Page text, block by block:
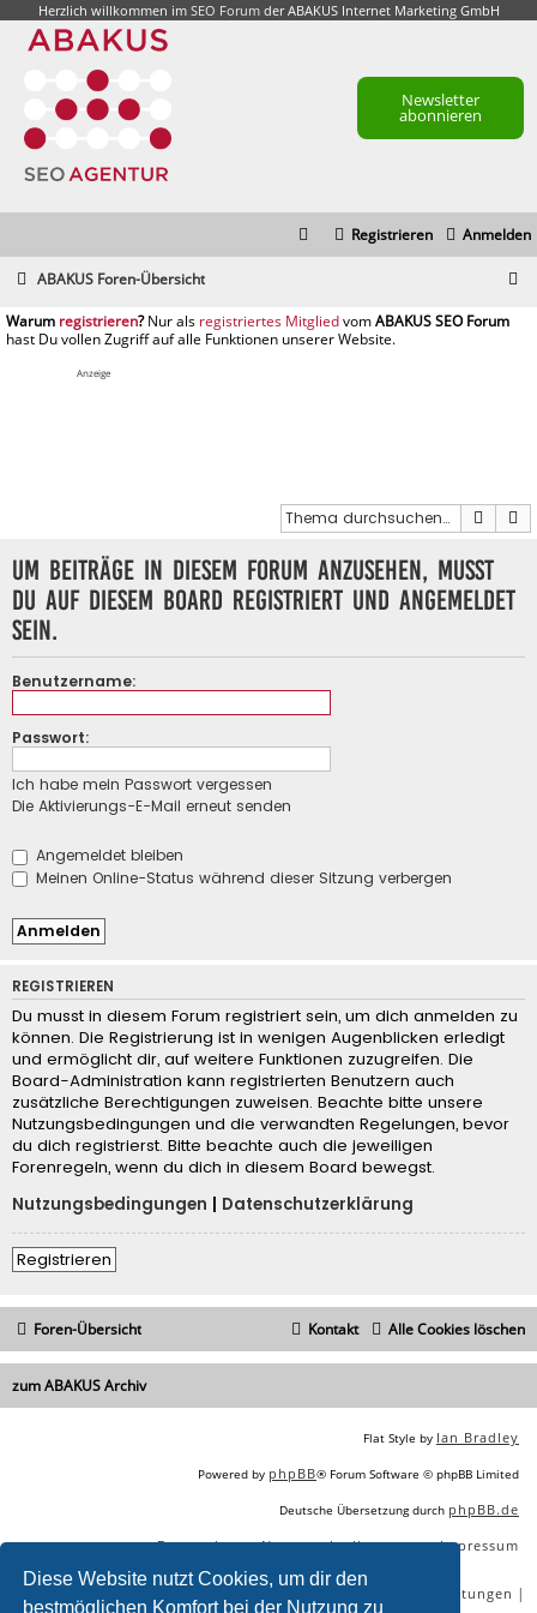
Diese Website nutzt Cookies, um dir den
bestmöglichen Komfort bei der Nutzung zu
Herzlich willkommen im SEO Forumder ABAKUS Internet Marketing GmbH
Newsletter
abonnieren
Anmelden
Registrieren
ABAKUS Foren-Übersicht
registrieren registriertes Mitglied
Anzeige
Suche
Um Beiträge in diesem Forum anzusehen, musst
du auf diesem Board registriert und angemeldet
sein.
Benutzername:
Passwort:
Ich habe mein Passwort vergessen
Die Aktivierungs-E-Mail erneut senden
Angemeldet bleiben
Meinen Online-Status während dieser Sitzung verbergen
REGISTRIEREN
Du musst in diesem Forum registriert sein, um dich anmelden zu
können. Die Registrierung ist in wenigen Augenblicken erledigt
und ermöglicht dir, auf weitere Funktionen zuzugreifen. Die
Board-Administration kann registrierten Benutzern auch
zusätzliche Berechtigungen zuweisen. Beachte bitte unsere
Nutzungsbedingungen und die verwandten Regelungen, bevor
du dich registrierst. Bitte beachte auch die jeweiligen
Forenregeln, wenn du dich in diesem Board bewegst.
Nutzungsbedingungen
Datenschutzerklärung
Registrieren
Foren-Übersicht Alle Cookies löschen
Kontakt
zum ABAKUS Archiv
Flat Style by Ian Bradley
Powered by phpBB® Forum Software © phpBB Limited
Deutsche Übersetzung durch phpBB.de
Datenschutz|Nutzungsbedingungen|Impressum
SEO Online Tools SEO Dienstleistungen |